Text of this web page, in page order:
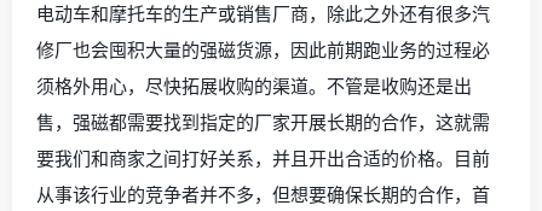
电动车和摩托车的生产或销售厂商，除此之外还有很多汽
修厂也会囤积大量的强磁货源，因此前期跑业务的过程必
须格外用心，尽快拓展收购的渠道。不管是收购还是出
售，强磁都需要找到指定的厂家开展长期的合作，这就需
要我们和商家之间打好关系，并且开出合适的价格。目前
从事该行业的竞争者并不多，但想要确保长期的合作，首